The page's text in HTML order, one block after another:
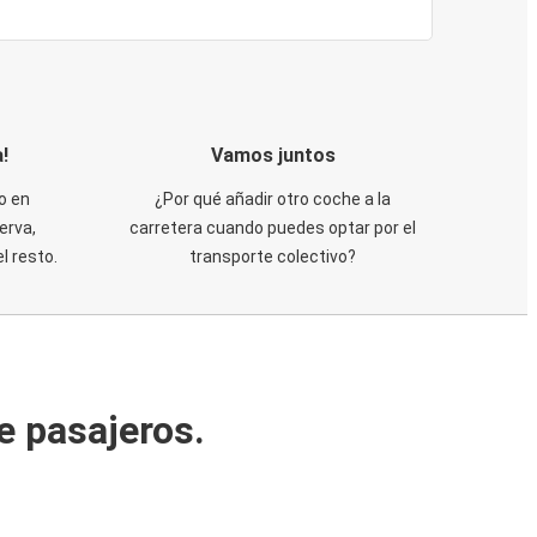
en
resto.
Vamos juntos
¿Por qué añadir otro coche a la
carretera cuando puedes optar por el
transporte colectivo?
pasajeros.